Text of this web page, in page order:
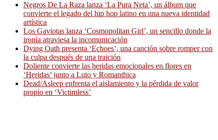
Negros De La Raza lanza ‘La Pura Neta’, un álbum que
convierte el legado del hip hop latino en una nueva identidad
artística
Los Gaviotas lanza ‘Cosmopolitan Girl’, un sencillo donde la
ironía atraviesa la incomunicación
Dying Oath presenta ‘Echoes’, una canción sobre romper con
la culpa después de una traición
Doliente convierte las heridas emocionales en flores en
‘Heridas’ junto a Luto y Romanthica
Dead/Asleep enfrenta el aislamiento y la pérdida de valor
propio en ‘Victimless’